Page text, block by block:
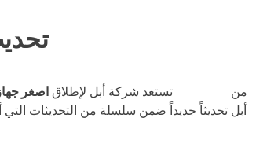
تستعد شركة أبل لإطلاقاصغر
أبل تحديثاً جديداً ضمن سلسلة من التحديثات التي